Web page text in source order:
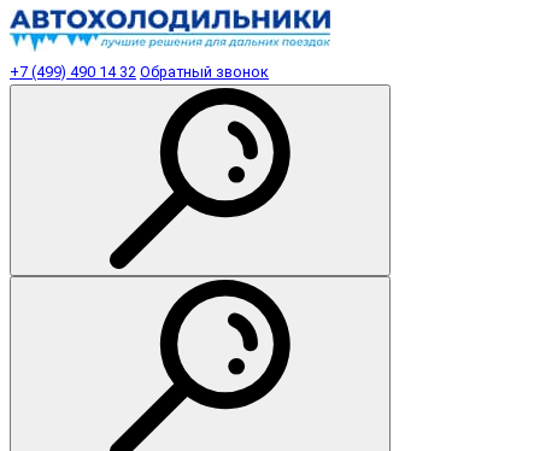
+7 (499) 490 14 32 Обратный звонок